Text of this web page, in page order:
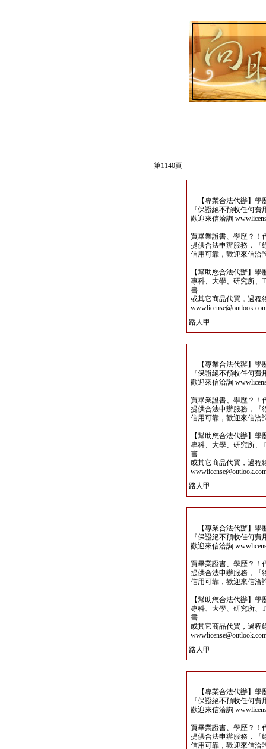
第1140頁
【專業合法代辦】學
『保證絕不預收任何
歡迎來信洽詢
買畢業證書、學歷？！
提供合法申辦服務，『
信用可靠，歡迎來信洽
【幫助您合法代辦】
專科、大學、研究所、
書
或其它商品代買，過程
路人甲
【專業合法代辦】學
『保證絕不預收任何
歡迎來信洽詢
買畢業證書、學歷？！
提供合法申辦服務，『
信用可靠，歡迎來信洽
【幫助您合法代辦】
專科、大學、研究所、
書
或其它商品代買，過程
路人甲
【專業合法代辦】學
『保證絕不預收任何
歡迎來信洽詢
買畢業證書、學歷？！
提供合法申辦服務，『
信用可靠，歡迎來信洽
【幫助您合法代辦】
專科、大學、研究所、
書
或其它商品代買，過程
路人甲
【專業合法代辦】學
『保證絕不預收任何
歡迎來信洽詢
買畢業證書、學歷？！
提供合法申辦服務，『
信用可靠，歡迎來信洽